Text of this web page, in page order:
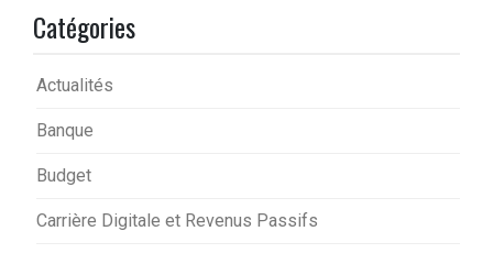
Catégories
Actualités
Banque
Budget
Carrière Digitale et Revenus Passifs